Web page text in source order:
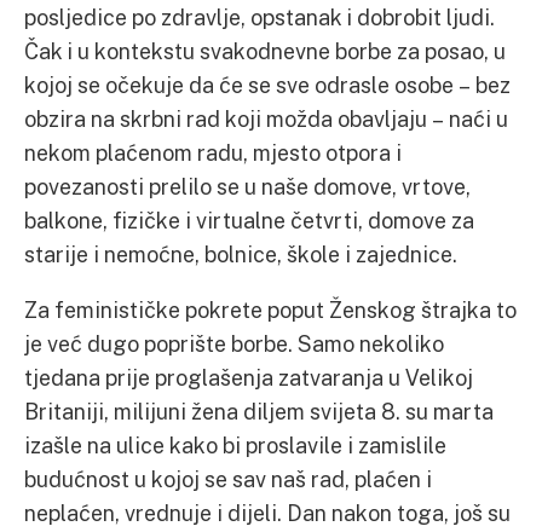
posljedice po zdravlje, opstanak i dobrobit ljudi.
Čak i u kontekstu svakodnevne borbe za posao, u
kojoj se očekuje da će se sve odrasle osobe – bez
obzira na skrbni rad koji možda obavljaju – naći u
nekom plaćenom radu, mjesto otpora i
povezanosti prelilo se u naše domove, vrtove,
balkone, fizičke i virtualne četvrti, domove za
starije i nemoćne, bolnice, škole i zajednice.
Za feminističke pokrete poput Ženskog štrajka to
je već dugo poprište borbe. Samo nekoliko
tjedana prije proglašenja zatvaranja u Velikoj
Britaniji, milijuni žena diljem svijeta 8. su marta
izašle na ulice kako bi proslavile i zamislile
budućnost u kojoj se sav naš rad, plaćen i
neplaćen, vrednuje i dijeli. Dan nakon toga, još su